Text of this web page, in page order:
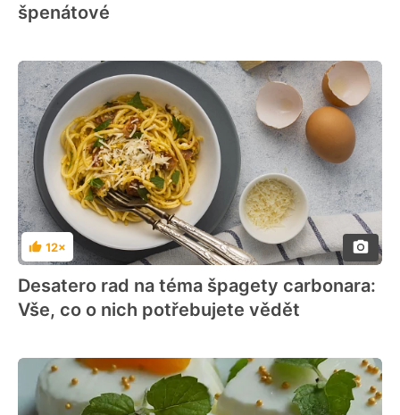
špenátové
Hodnocení
12×
Desatero rad na téma špagety carbonara:
Vše, co o nich potřebujete vědět